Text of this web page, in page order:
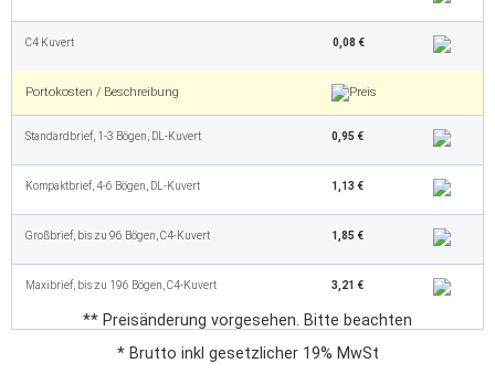
C4 Kuvert 0,08 €
Portokosten / Beschreibung
Standardbrief, 1-3 Bögen, DL-Kuvert 0,95 €
Kompaktbrief, 4-6 Bögen, DL-Kuvert 1,13 €
Großbrief, bis zu 96 Bögen, C4-Kuvert 1,85 €
Maxibrief, bis zu 196 Bögen, C4-Kuvert 3,21 €
** Preisänderung vorgesehen. Bitte beachten
* Brutto inkl gesetzlicher 19% MwSt